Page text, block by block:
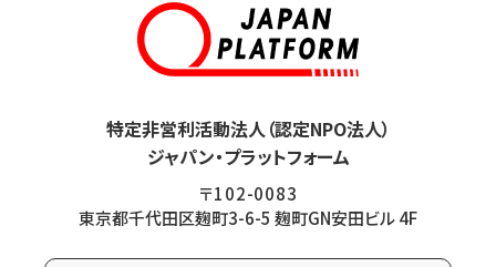
特定非営利活動法人（認定NPO法人）
ジャパン・プラットフォーム
〒102-0083
東京都千代田区麹町3-6-5 麹町GN安田ビル 4F